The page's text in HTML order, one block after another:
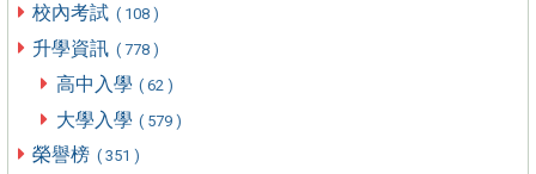
校內考試 ( 108 )
升學資訊 ( 778 )
高中入學 ( 62 )
大學入學 ( 579 )
榮譽榜 ( 351 )